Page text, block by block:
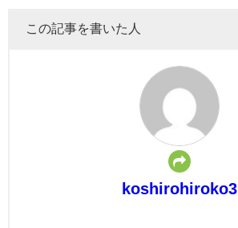
この記事を書いた人
koshirohiroko3